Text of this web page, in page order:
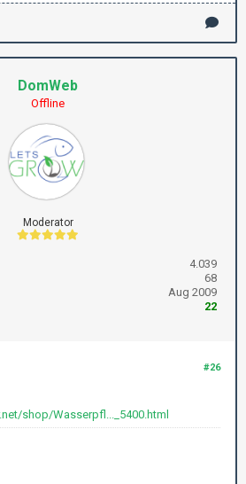
DomWeb
Offline
Moderator
4.039
68
Aug 2009
22
#26
shop/Wasserpfl..._5400.html